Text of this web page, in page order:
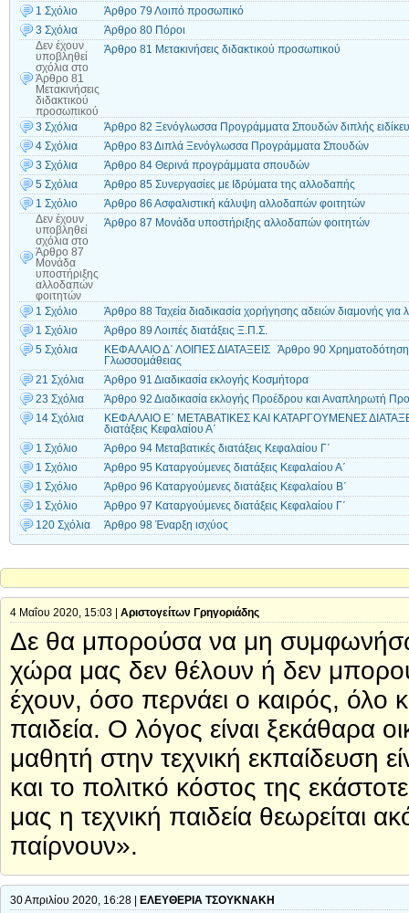
1 Σχόλιο
Άρθρο 79 Λοιπό προσωπικό
3 Σχόλια
Άρθρο 80 Πόροι
Δεν έχουν
υποβληθεί
σχόλια στο
Άρθρο 81
Μετακινήσεις
διδακτικού
προσωπικού
Άρθρο 81 Μετακινήσεις διδακτικού προσωπικού
3 Σχόλια
Άρθρο 82 Ξενόγλωσσα Προγράμματα Σπουδών διπλής
4 Σχόλια
Άρθρο 83 Διπλά Ξενόγλωσσα Προγράμματα Σπουδών
3 Σχόλια
Άρθρο 84 Θερινά προγράμματα σπουδών
5 Σχόλια
Άρθρο 85 Συνεργασίες με Ιδρύματα της αλλοδαπής
1 Σχόλιο
Άρθρο 86 Ασφαλιστική κάλυψη αλλοδαπών φοιτητών
Δεν έχουν
υποβληθεί
σχόλια στο
Άρθρο 87
Μονάδα
υποστήριξης
αλλοδαπών
φοιτητών
Άρθρο 87 Μονάδα υποστήριξης αλλοδαπών φοιτητών
1 Σχόλιο
Άρθρο 88 Ταχεία διαδικασία χορήγησης αδειών διαμονής
1 Σχόλιο
Άρθρο 89 Λοιπές διατάξεις Ξ.Π.Σ.
5 Σχόλια
ΚΕΦΑΛΑΙΟ Δ΄ ΛΟΙΠΕΣ ΔΙΑΤΑΞΕΙΣ Άρθρο 90 Χρηματοδότηση
Γλωσσομάθειας
21 Σχόλια
Άρθρο 91 Διαδικασία εκλογής Κοσμήτορα
23 Σχόλια
Άρθρο 92 Διαδικασία εκλογής Προέδρου και Αναπληρωτή
14 Σχόλια
ΚΕΦΑΛΑΙΟ Ε΄ ΜΕΤΑΒΑΤΙΚΕΣ ΚΑΙ ΚΑΤΑΡΓΟΥΜΕΝΕΣ
διατάξεις Κεφαλαίου Α΄
1 Σχόλιο
Άρθρο 94 Μεταβατικές διατάξεις Κεφαλαίου Γ΄
1 Σχόλιο
Άρθρο 95 Καταργούμενες διατάξεις Κεφαλαίου Α΄
1 Σχόλιο
Άρθρο 96 Καταργούμενες διατάξεις Κεφαλαίου Β΄
1 Σχόλιο
Άρθρο 97 Καταργούμενες διατάξεις Κεφαλαίου Γ΄
120 Σχόλια
Άρθρο 98 Έναρξη ισχύος
4 Μαΐου 2020, 15:03 | Αριστογείτων Γρηγοριάδης
Δε θα μπορούσα να μη
χώρα μας δεν θέλουν ή δεν
έχουν, όσο περνάει ο καιρός, όλο
παιδεία. Ο λόγος είναι ξεκάθαρα
μαθητή στην τεχνική εκπαίδευση
και το πολιτκό κόστος της
μας η τεχνική παιδεία θεωρείται
παίρνουν».
30 Απριλίου 2020, 16:28 | ΕΛΕΥΘΕΡΙΑ ΤΣΟΥΚΝΑΚΗ